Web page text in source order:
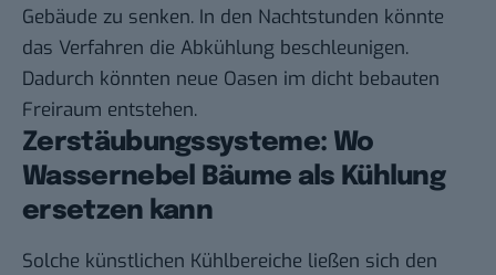
Gebäude zu senken. In den Nachtstunden könnte
das Verfahren die Abkühlung beschleunigen.
Dadurch könnten neue Oasen im dicht bebauten
Freiraum entstehen.
Zerstäubungssysteme: Wo
Wassernebel Bäume als Kühlung
ersetzen kann
Solche künstlichen Kühlbereiche ließen sich den